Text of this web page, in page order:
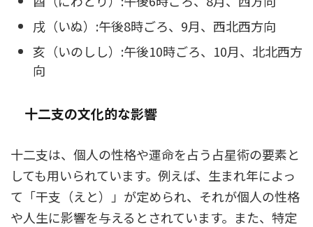
戌（いぬ）:午後8時ごろ、9月、西北西方向
亥（いのしし）:午後10時ごろ、10月、北北西方
向
十二支の文化的な影響
十二支は、個人の性格や運命を占う占星術の要素と
しても用いられています。例えば、生まれ年によっ
て「干支（えと）」が定められ、それが個人の性格
や人生に影響を与えるとされています。また、特定